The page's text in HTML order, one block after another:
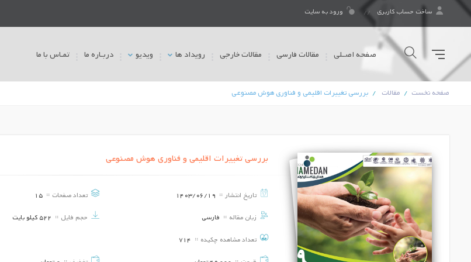
ساخت حساب کاربری ورود به سایت
صفحه اصـلی مقالات فارسی مقالات خارجی رویداد ها ویدیو دربـاره ما تمـاس با ما
صفحه نخست مقالات بررسی تغییرات اقلیمی و فناوری هوش مصنوعی
بررسی تغییرات اقلیمی و فناوری هوش مصنوعی
تاریخ انتشار 1403/06/19 تعداد صفحات 15
زبان مقاله فارسی حجم فایل 522 کیلو بایت
تعداد مشاهده چکیده 714